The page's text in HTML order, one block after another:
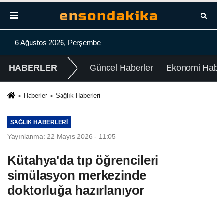
6 Ağustos 2026, Perşembe
HABERLER Güncel Haberler Ekonomi
Haberler Sağlık Haberleri
SAĞLIK HABERLERI
Yayınlanma: 22 Mayıs 2026 - 11:05
Kütahya'da tıp öğrencileri
simülasyon merkezinde
doktorluğa hazırlanıyor